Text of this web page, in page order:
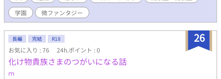
学園
微ファンタジー
26
長編 完結 R18
お気に入り : 76 24h.ポイント : 0
化け物貴族さまのつがいになる話
ｍ